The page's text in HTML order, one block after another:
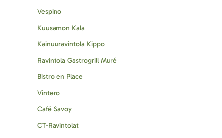
Vespino
Kuusamon Kala
Kainuuravintola Kippo
Ravintola Gastrogrill Muré
Bistro en Place
Vintero
Café Savoy
CT-Ravintolat